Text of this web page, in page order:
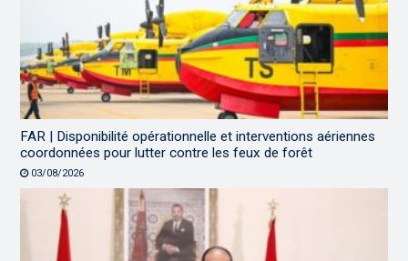
FAR | Disponibilité opérationnelle et interventions aériennes
coordonnées pour lutter contre les feux de forêt
03/08/2026